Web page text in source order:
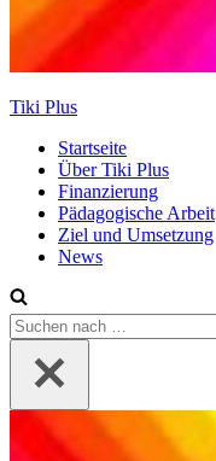
Tiki Plus
Startseite
Über Tiki Plus
Finanzierung
Pädagogische Arbeit
Ziel und Umsetzung
News
Suchen
nach …